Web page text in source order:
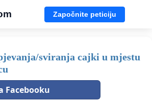
Započnite peticiju
sviranja cajki u mjestu
Facebooku